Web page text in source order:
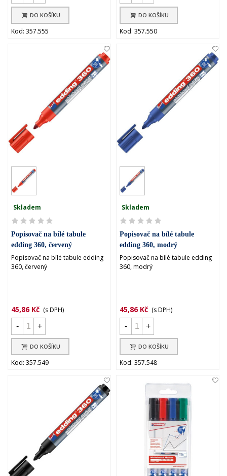
DO KOŠÍKU
Kod: 357.555
DO KOŠÍKU
Kod: 357.550
Skladem
Popisovač na bílé tabule
edding 360, červený
Popisovač na bílé tabule edding
360, červený
45,86 Kč (s DPH)
-
+
DO KOŠÍKU
Kod: 357.549
Skladem
Popisovač na bílé tabule
edding 360, modrý
Popisovač na bílé tabule edding
360, modrý
45,86 Kč (s DPH)
-
+
DO KOŠÍKU
Kod: 357.548